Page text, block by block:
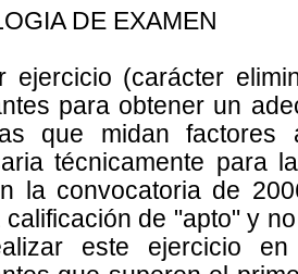
DE EXAMEN
ejercicio (carácter
para obtener un
que midan factores
técnicamente para
la convocatoria de
calificación de "apto" y
este ejercicio